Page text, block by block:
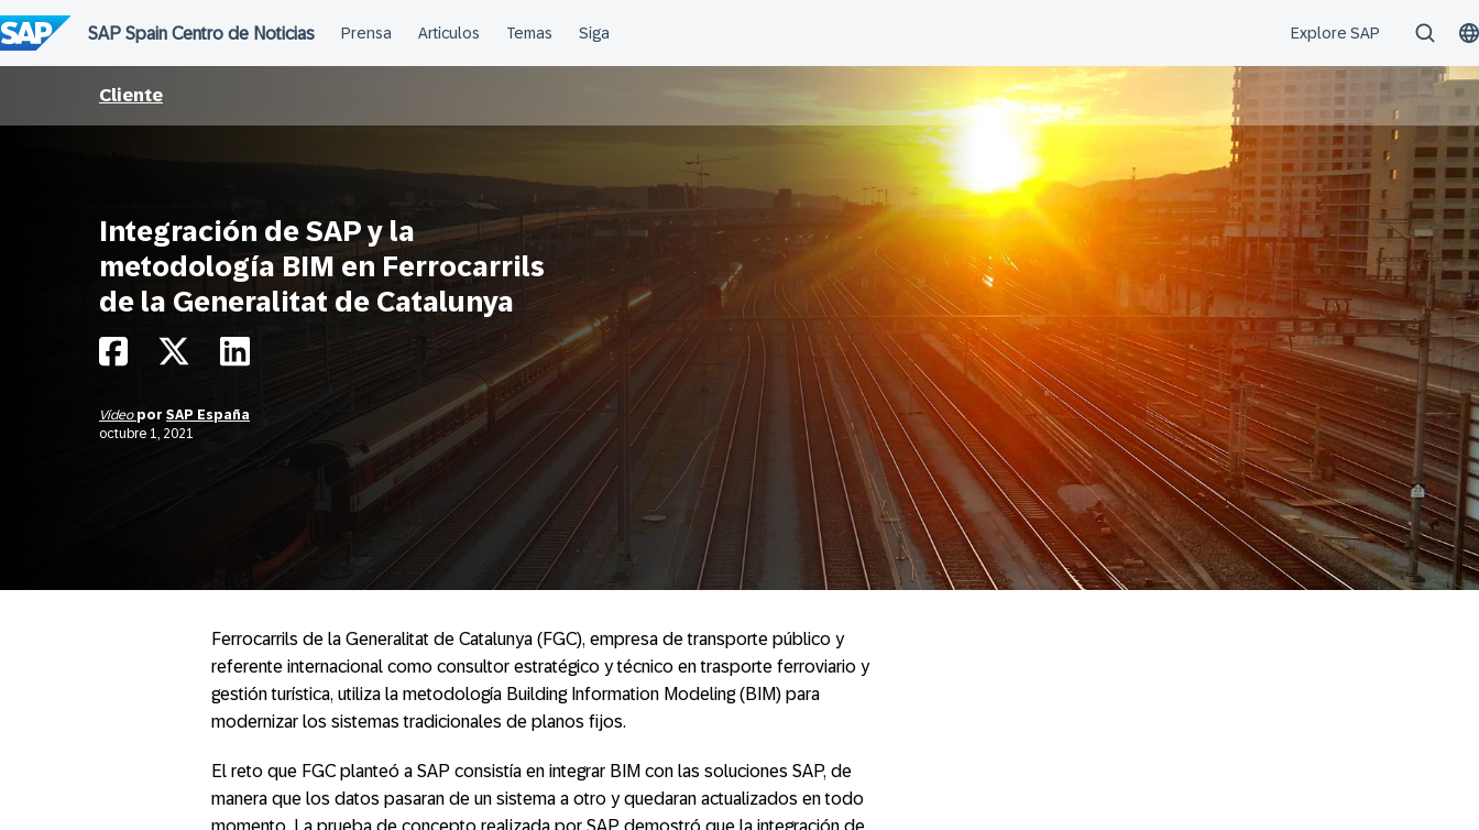
al
contenido
Cliente
Integración de SAP y la
metodología BIM en Ferrocarrils
de la Generalitat de Catalunya
Vídeo por SAP España
octubre 1, 2021
Ferrocarrils de la Generalitat de Catalunya (FGC), empresa de transporte público y
referente internacional como consultor estratégico y técnico en trasporte ferroviario y
gestión turística, utiliza la metodología Building Information Modeling (BIM) para
modernizar los sistemas tradicionales de planos fijos.
El reto que FGC planteó a SAP consistía en integrar BIM con las soluciones SAP, de
manera que los datos pasaran de un sistema a otro y quedaran actualizados en todo
momento. La prueba de concepto realizada por SAP demostró que la integración de